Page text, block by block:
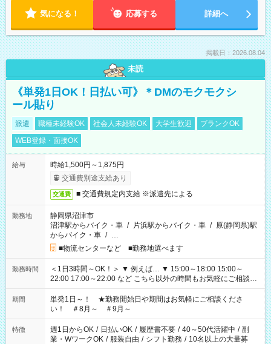
気になる！ 応募する 詳細へ
掲載日：2026.08.04
未読
《単発1日OK！日払い可》＊DMのモクモクシ
ール貼り
派遣 職種未経験OK 社会人未経験OK 大学生歓迎
ブランクOK
WEB登録・面接OK
給与
時給1,500円～1,875円
交通費別途支給あり
交通費 ■ 交通費規定内支給 ※派遣先による
勤務地
静岡県沼津市
沼津駅からバイク・車 / 片浜駅からバイク・車 / 原(静岡県)駅
からバイク・車 / …
■物流センターなど ■勤務地選べます
勤務時間
＜1日3時間～OK！＞ ▼ 例えば… ▼ 15:00～18:00 15:00～
22:00 17:00～22:00 など こちら以外の時間もお気軽にご相談く
ださい！
期間
単発1日～！ ★勤務開始日や期間はお気軽にご相談くださ
い！ ＃8月～ ＃9月～
特徴 週1日からOK / 日払いOK / 履歴書不要 / 40～50代活躍中 / 副
業・WワークOK / 服装自由 / シフト勤務 / 10名以上の大量募